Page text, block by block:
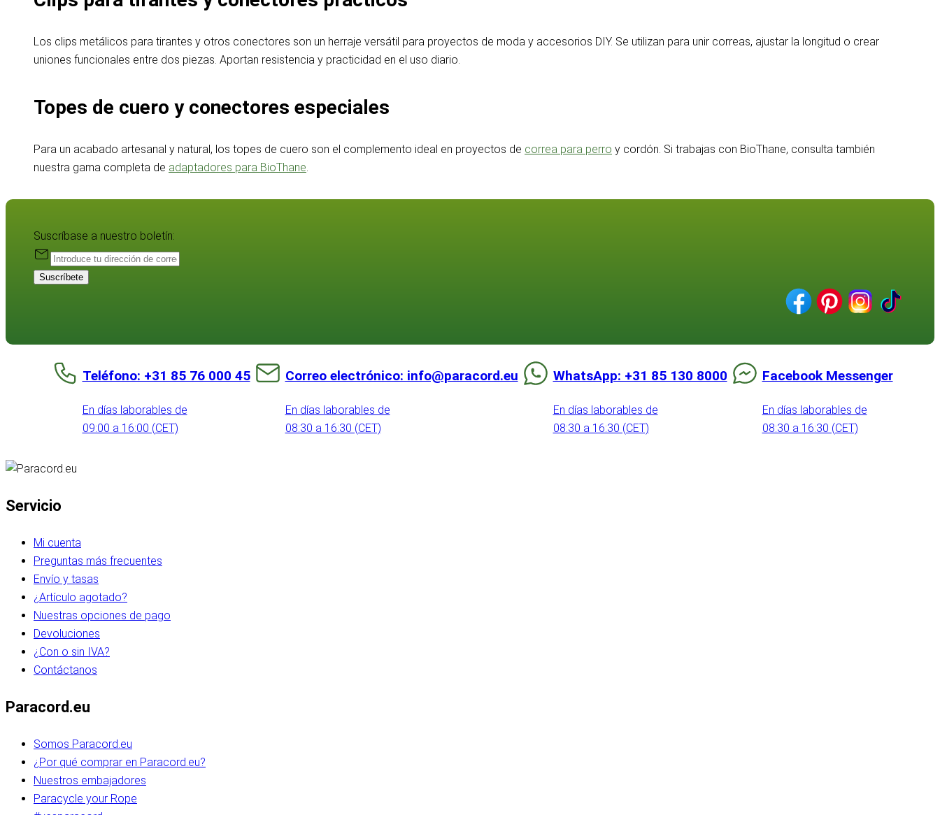
Los clips metálicos para tirantes y otros conectores son un herraje versátil para proyectos de moda y accesorios DIY. Se utilizan para unir correas, ajustar la longitud o crear
uniones funcionales entre dos piezas. Aportan resistencia y practicidad en el uso diario.
Topes de cuero y conectores especiales
Para un acabado artesanal y natural, los topes de cuero son el complemento ideal en proyectos de correa para perro y cordón. Si trabajas con BioThane, consulta también
nuestra gama completa de adaptadores para BioThane
Suscríbase a nuestro boletín:
Suscríbete
Teléfono: +31 85 76 000 45
En días laborables de
09:00 a 16:00 (CET)
Correo electrónico: info@paracord.eu
En días laborables de
08:30 a 16:30 (CET)
WhatsApp: +31 85 130 8000
En días laborables de
08:30 a 16:30 (CET)
Facebook Messenger
En días laborables de
08:30 a 16:30 (CET)
Servicio
Mi cuenta
Preguntas más frecuentes
Envío y tasas
¿Artículo agotado?
Nuestras opciones de pago
Devoluciones
¿Con o sin IVA?
Contáctanos
Paracord.eu
Somos Paracord.eu
¿Por qué comprar en Paracord.eu?
Nuestros embajadores
Paracycle your Rope